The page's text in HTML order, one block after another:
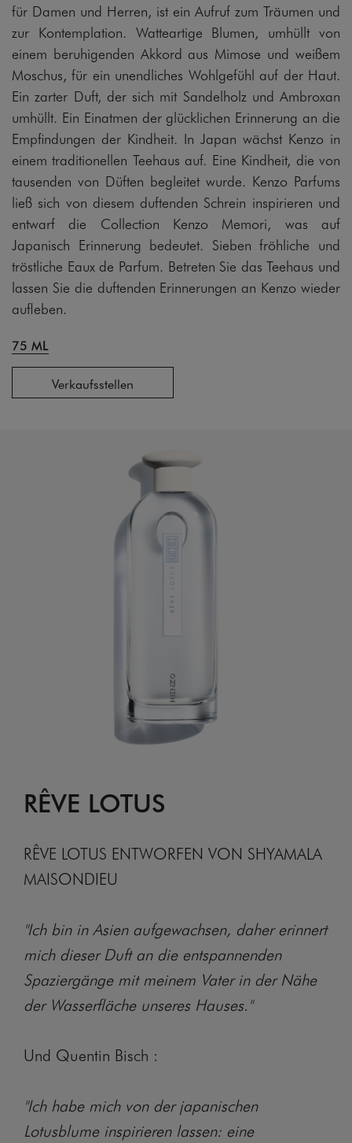
für Damen und Herren, ist ein Aufruf zum Träumen und
zur Kontemplation. Watteartige Blumen, umhüllt von
einem beruhigenden Akkord aus Mimose und weißem
Moschus, für ein unendliches Wohlgefühl auf der Haut.
Ein zarter Duft, der sich mit Sandelholz und Ambroxan
umhüllt. Ein Einatmen der glücklichen Erinnerung an die
Empfindungen der Kindheit. In Japan wächst Kenzo in
einem traditionellen Teehaus auf. Eine Kindheit, die von
tausenden von Düften begleitet wurde. Kenzo Parfums
ließ sich von diesem duftenden Schrein inspirieren und
entwarf die Collection Kenzo Memori, was auf
Japanisch Erinnerung bedeutet. Sieben fröhliche und
tröstliche Eaux de Parfum. Betreten Sie das Teehaus und
lassen Sie die duftenden Erinnerungen an Kenzo wieder
aufleben.
75 ML
Verkaufsstellen
RÊVE LOTUS
RÊVE LOTUS ENTWORFEN VON SHYAMALA
MAISONDIEU
"Ich bin in Asien aufgewachsen, daher erinnert
mich dieser Duft an die entspannenden
Spaziergänge mit meinem Vater in der Nähe
der Wasserfläche unseres Hauses."
Und Quentin Bisch :
"Ich habe mich von der japanischen
Lotusblume inspirieren lassen: eine